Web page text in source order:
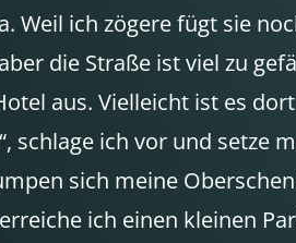
Weil ich zögere fügt sie
die Straße ist viel zu
aus. Vielleicht ist es
ich vor und setze
sich meine
ich einen kleinen